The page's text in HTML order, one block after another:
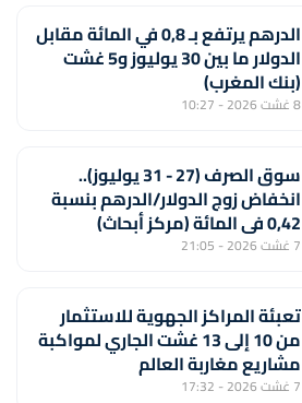
الدرهم يرتفع بـ 0,8 في المائة مقابل
الدولار ما بين 30 يوليوز و5 غشت
(بنك المغرب)
8 غشت 2026 - 10:27
سوق الصرف (27 - 31 يوليوز)..
انخفاض زوج الدولار/الدرهم بنسبة
0,42 في المائة (مركز أبحاث)
7 غشت 2026 - 21:05
تعبئة المراكز الجهوية للاستثمار
من 10 إلى 13 غشت الجاري لمواكبة
مشاريع مغاربة العالم
7 غشت 2026 - 17:32